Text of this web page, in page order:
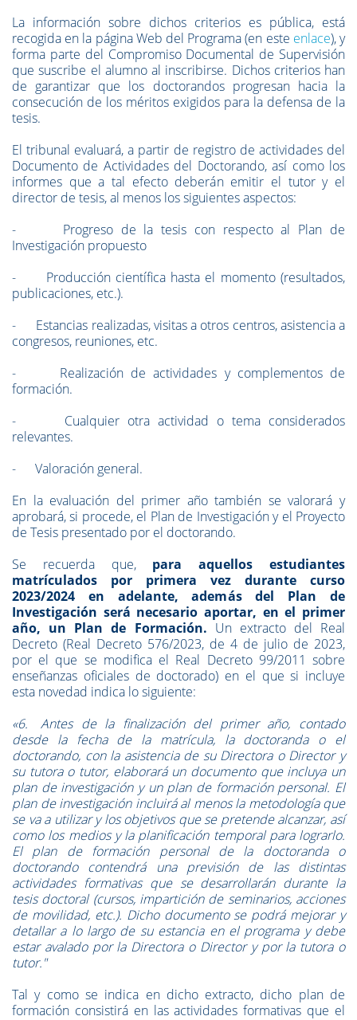
La información sobre dichos criterios es pública, está
recogida en la página Web del Programa (en este enlace), y
forma parte del Compromiso Documental de Supervisión
que suscribe el alumno al inscribirse. Dichos criterios han
de garantizar que los doctorandos progresan hacia la
consecución de los méritos exigidos para la defensa de la
tesis.
El tribunal evaluará, a partir de registro de actividades del
Documento de Actividades del Doctorando, así como los
informes que a tal efecto deberán emitir el tutor y el
director de tesis, al menos los siguientes aspectos:
- Progreso de la tesis con respecto al Plan de
Investigación propuesto
- Producción científica hasta el momento (resultados,
publicaciones, etc.).
- Estancias realizadas, visitas a otros centros, asistencia a
congresos, reuniones, etc.
- Realización de actividades y complementos de
formación.
- Cualquier otra actividad o tema considerados
relevantes.
- Valoración general.
En la evaluación del primer año también se valorará y
aprobará, si procede, el Plan de Investigación y el Proyecto
de Tesis presentado por el doctorando.
Se recuerda que, para aquellos estudiantes
matrículados por primera vez durante curso
2023/2024 en adelante, además del Plan de
Investigación será necesario aportar, en el primer
año, un Plan de Formación. Un extracto del Real
Decreto (Real Decreto 576/2023, de 4 de julio de 2023,
por el que se modifica el Real Decreto 99/2011 sobre
enseñanzas oficiales de doctorado) en el que si incluye
esta novedad indica lo siguiente:
«6. Antes de la finalización del primer año, contado
desde la fecha de la matrícula, la doctoranda o el
doctorando, con la asistencia de su Directora o Director y
su tutora o tutor, elaborará un documento que incluya un
plan de investigación y un plan de formación personal. El
plan de investigación incluirá al menos la metodología que
se va a utilizar y los objetivos que se pretende alcanzar, así
como los medios y la planificación temporal para lograrlo.
El plan de formación personal de la doctoranda o
doctorando contendrá una previsión de las distintas
actividades formativas que se desarrollarán durante la
tesis doctoral (cursos, impartición de seminarios, acciones
de movilidad, etc.). Dicho documento se podrá mejorar y
detallar a lo largo de su estancia en el programa y debe
estar avalado por la Directora o Director y por la tutora o
tutor."
Tal y como se indica en dicho extracto, dicho plan de
formación consistirá en las actividades formativas que el